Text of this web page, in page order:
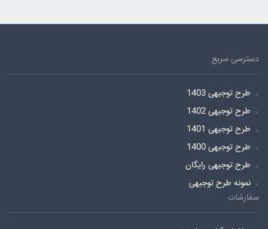
دسترسی سریع
طرح توجیهی 1403
طرح توجیهی 1402
طرح توجیهی 1401
طرح توجیهی 1400
طرح توجیهی رایگان
نمونه طرح توجیهی
سفارشات